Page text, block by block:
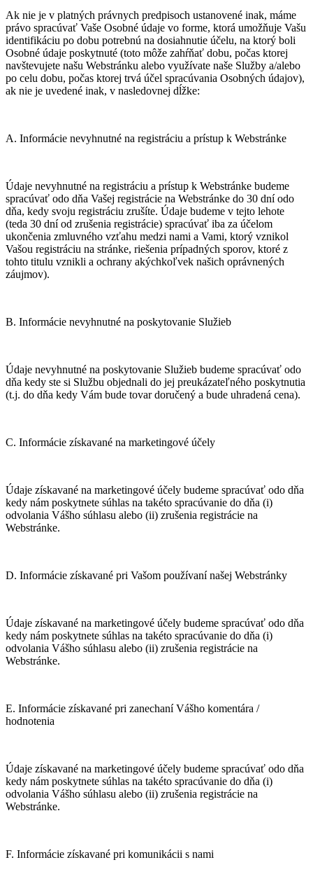
Ak nie je v platných právnych predpisoch ustanovené inak, máme
právo spracúvať Vaše Osobné údaje vo forme, ktorá umožňuje Vašu
identifikáciu po dobu potrebnú na dosiahnutie účelu, na ktorý boli
Osobné údaje poskytnuté (toto môže zahŕňať dobu, počas ktorej
navštevujete našu Webstránku alebo využívate naše Služby a/alebo
po celu dobu, počas ktorej trvá účel spracúvania Osobných údajov),
ak nie je uvedené inak, v nasledovnej dĺžke:
A. Informácie nevyhnutné na registráciu a prístup k Webstránke
Údaje nevyhnutné na registráciu a prístup k Webstránke budeme
spracúvať odo dňa Vašej registrácie na Webstránke do 30 dní odo
dňa, kedy svoju registráciu zrušíte. Údaje budeme v tejto lehote
(teda 30 dní od zrušenia registrácie) spracúvať iba za účelom
ukončenia zmluvného vzťahu medzi nami a Vami, ktorý vznikol
Vašou registráciu na stránke, riešenia prípadných sporov, ktoré z
tohto titulu vznikli a ochrany akýchkoľvek našich oprávnených
záujmov).
B. Informácie nevyhnutné na poskytovanie Služieb
Údaje nevyhnutné na poskytovanie Služieb budeme spracúvať odo
dňa kedy ste si Službu objednali do jej preukázateľného poskytnutia
(t.j. do dňa kedy Vám bude tovar doručený a bude uhradená cena).
C. Informácie získavané na marketingové účely
Údaje získavané na marketingové účely budeme spracúvať odo dňa
kedy nám poskytnete súhlas na takéto spracúvanie do dňa (i)
odvolania Vášho súhlasu alebo (ii) zrušenia registrácie na
Webstránke.
D. Informácie získavané pri Vašom používaní našej Webstránky
Údaje získavané na marketingové účely budeme spracúvať odo dňa
kedy nám poskytnete súhlas na takéto spracúvanie do dňa (i)
odvolania Vášho súhlasu alebo (ii) zrušenia registrácie na
Webstránke.
E. Informácie získavané pri zanechaní Vášho komentára /
hodnotenia
Údaje získavané na marketingové účely budeme spracúvať odo dňa
kedy nám poskytnete súhlas na takéto spracúvanie do dňa (i)
odvolania Vášho súhlasu alebo (ii) zrušenia registrácie na
Webstránke.
F. Informácie získavané pri komunikácii s nami